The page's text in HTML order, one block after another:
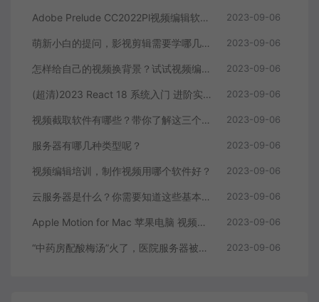
Adobe Prelude CC2022Pl视频编辑软件中文直装版 2023-09-06
萌新小白的提问，影视剪辑需要学哪几个软件？ 2023-09-06
怎样给自己的视频换背景？试试视频编辑软件 2023-09-06
(超清)2023 React 18 系统入门 进阶实战《欢乐购》 2023-09-06
视频截取软件有哪些？带你了解这三个视频编辑软件 2023-09-06
服务器有哪几种类型呢？ 2023-09-06
视频编辑培训，制作视频用哪个软件好？ 2023-09-06
云服务器是什么？你需要知道这些基本知识 2023-09-06
Apple Motion for Mac 苹果电脑 视频编辑软件 2023-09-06
“中药房配酸梅汤”火了，医院服务器被挤爆，网友：更适合中国宝宝体质 2023-09-06